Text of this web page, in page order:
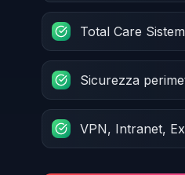
Total Care
Sicurezza
VPN, Intranet,